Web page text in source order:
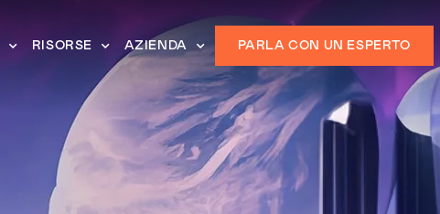
RISORSE AZIENDA PARLA CON UN ESPERTO